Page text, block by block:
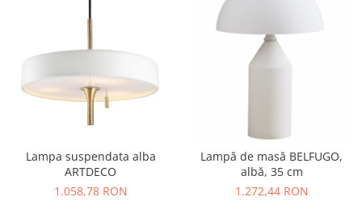
Lampa suspendata alba
ARTDECO
1.058,78 RON
Lampă de masă BELFUGO,
albă, 35 cm
1.272,44 RON